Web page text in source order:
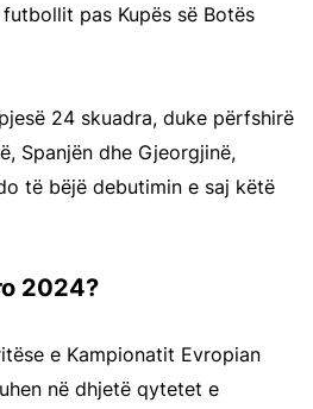
pas Kupës së Botës
24 skuadra, duke përfshirë
Spanjën dhe Gjeorgjinë,
të bëjë debutimin e saj këtë
2024?
e Kampionatit Evropian
në dhjetë qytetet e